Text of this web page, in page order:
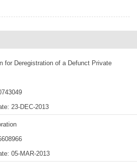
for Deregistration of a Defunct Private
23-DEC-2013
05-MAR-2013